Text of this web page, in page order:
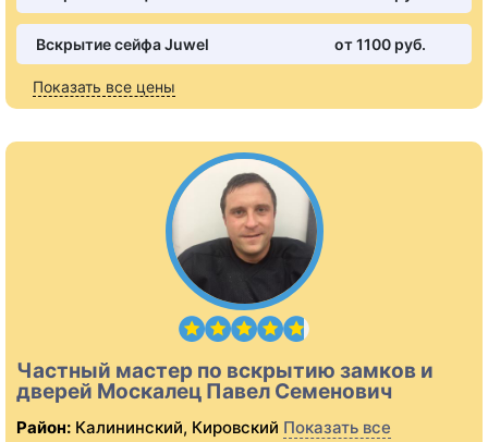
Вскрытие сейфа Juwel от 1100 pуб.
Показать все цены
Частный мастер по вскрытию замков и
дверей Москалец Павел Семенович
Район: Калининский, Кировский Показать все